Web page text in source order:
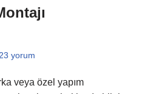
yorum
veya özel yapım